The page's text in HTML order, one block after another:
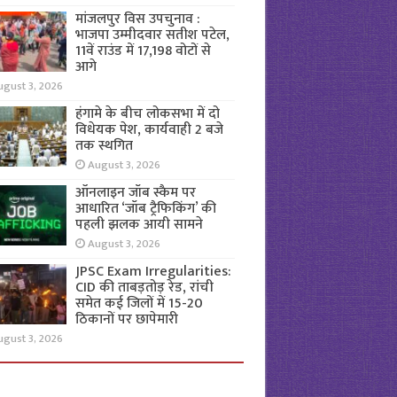
मांजलपुर विस उपचुनाव :
भाजपा उम्मीदवार सतीश पटेल,
11वें राउंड में 17,198 वोटों से
आगे
3, 2026
हंगामे के बीच लोकसभा में दो
विधेयक पेश, कार्यवाही 2 बजे
तक स्थगित
August 3, 2026
ऑनलाइन जॉब स्कैम पर
आधारित ‘जॉब ट्रैफिकिंग’ की
पहली झलक आयी सामने
August 3, 2026
JPSC Exam Irregularities:
CID की ताबड़तोड़ रेड, रांची
समेत कई जिलों में 15-20
ठिकानों पर छापेमारी
3, 2026